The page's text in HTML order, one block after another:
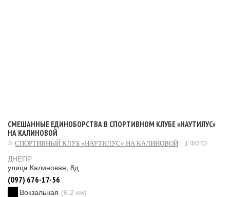
СМЕШАННЫЕ ЕДИНОБОРСТВА В СПОРТИВНОМ КЛУБЕ «НАУТИЛУС»
НА КАЛИНОВОЙ
СПОРТИВНЫЙ КЛУБ «НАУТИЛУС» НА КАЛИНОВОЙ 1 ФОТО
ДНЕПР
улица Калиновая, 8д
(097) 676-17-56
Вокзальная (6.2 км)